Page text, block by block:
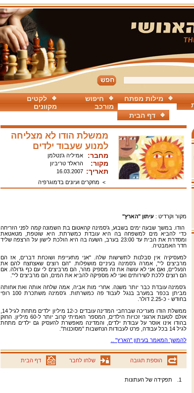
לקטים
מקוונים
חיפוש
מורכב
מילות מפתח
דף הבית
ממשלת הודו לא מצליחה
למנוע שעבוד ילדים
מחבר: אמיליה ג'נטלמן
מקור: הראלד טריביון
תאריך:
16.03.2007
> מחקרים ועיונים בדמוגרפיה
מקור וקרדיט :עיתון "הארץ"
הודו. במשך שבעה ימים בשבוע, ג'סמינה קהאטום בת השמונה קמה לפני הזריחה
כדי להביא מים למשפחה בה היא עובדת כמשרתת. היא שוטפת, מטאטאת
ומסדרת את הבית עד 23:00 בערב, השעה בה היא הולכת לישון על הרצפה שליד
חדר האמבטיה.
למעסיקיה אין סבלנות לתשישות שלה. "אני מתעייפת ושוכחת דברים, אז הם
מרביצים לי", אמרה ג'סמינה בעיניים מושפלות. "הם רוצים שאצחצח להם את
הנעליים, ואם אני לא עושה את זה מספיק מהר, הם מרביצים לי עם כף גדולה. אם
הם רוצים ללכת לשירותים ואני לא מספיקה להביא את המים, הם מרביצים לי".
ג'סמינה עובדת כבר יותר משנה. אחרי מות אביה, אמה שלחה אותה ואת אחותה
מביתן בכפר במערב בנגל לעבוד פה כמשרתות. ג'סמינה משתכרת 100 רופי
בחודש - כ-2.25 דולר.
אולם לטענת ארגוני זכויות הילדים, המספר האמיתי קרוב יותר ל-60 מיליון. החוק
בהודו אינו אוסר על עבודת ילדים, והמדינה מאפשרת להעסיק גם ילדים מתחת
לגיל 14 בכל עבודה, פרט לעבודות הנחשבות "מסוכנות".
להמשך המאמר בעיתון "הארץ" ..
הוספת תגובה שלחו לחבר דף הבית
1. תפקידה של העתונות